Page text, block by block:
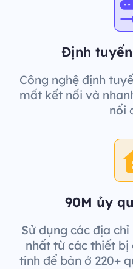
Định
Công nghệ định
mất kết nối và
nối
90M ủy
Sử dụng các địa
nhất từ các thiết
tính để bàn ở 220+